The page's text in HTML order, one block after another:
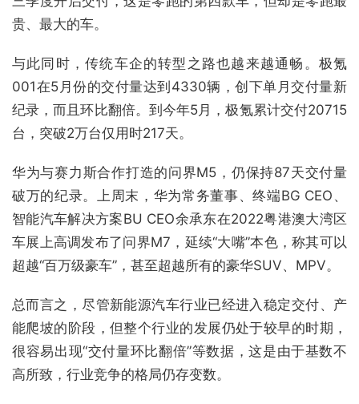
贵、最大的车。
与此同时，传统车企的转型之路也越来越通畅。极氪
001在5月份的交付量达到4330辆，创下单月交付量新
纪录，而且环比翻倍。到今年5月，极氪累计交付20715
台，突破2万台仅用时217天。
华为与赛力斯合作打造的问界M5，仍保持87天交付量
破万的纪录。上周末，华为常务董事、终端BG CEO、
智能汽车解决方案BU CEO余承东在2022粤港澳大湾区
车展上高调发布了问界M7，延续“大嘴”本色，称其可以
超越“百万级豪车”，甚至超越所有的豪华SUV、MPV。
总而言之，尽管新能源汽车行业已经进入稳定交付、产
能爬坡的阶段，但整个行业的发展仍处于较早的时期，
很容易出现“交付量环比翻倍”等数据，这是由于基数不
高所致，行业竞争的格局仍存变数。